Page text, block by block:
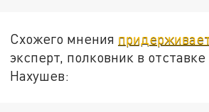
Схожего мнения
эксперт, полковник в
Нахушев: